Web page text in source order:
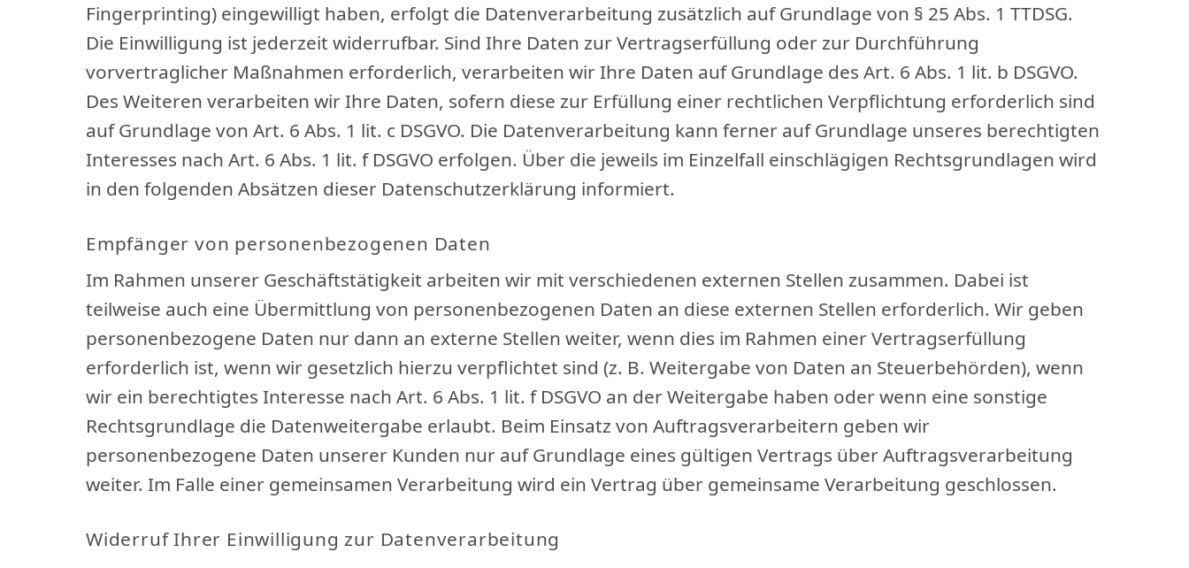
Fingerprinting) eingewilligt haben, erfolgt die Datenverarbeitung zusätzlich auf Grundlage von § 25 Abs. 1 TTDSG.
Die Einwilligung ist jederzeit widerrufbar. Sind Ihre Daten zur Vertragserfüllung oder zur Durchführung
vorvertraglicher Maßnahmen erforderlich, verarbeiten wir Ihre Daten auf Grundlage des Art. 6 Abs. 1 lit. b DSGVO.
Des Weiteren verarbeiten wir Ihre Daten, sofern diese zur Erfüllung einer rechtlichen Verpflichtung erforderlich sind
auf Grundlage von Art. 6 Abs. 1 lit. c DSGVO. Die Datenverarbeitung kann ferner auf Grundlage unseres berechtigten
Interesses nach Art. 6 Abs. 1 lit. f DSGVO erfolgen. Über die jeweils im Einzelfall einschlägigen Rechtsgrundlagen wird
in den folgenden Absätzen dieser Datenschutzerklärung informiert.
Empfänger von personenbezogenen Daten
Im Rahmen unserer Geschäftstätigkeit arbeiten wir mit verschiedenen externen Stellen zusammen. Dabei ist
teilweise auch eine Übermittlung von personenbezogenen Daten an diese externen Stellen erforderlich. Wir geben
personenbezogene Daten nur dann an externe Stellen weiter, wenn dies im Rahmen einer Vertragserfüllung
erforderlich ist, wenn wir gesetzlich hierzu verpflichtet sind (z. B. Weitergabe von Daten an Steuerbehörden), wenn
wir ein berechtigtes Interesse nach Art. 6 Abs. 1 lit. f DSGVO an der Weitergabe haben oder wenn eine sonstige
Rechtsgrundlage die Datenweitergabe erlaubt. Beim Einsatz von Auftragsverarbeitern geben wir
personenbezogene Daten unserer Kunden nur auf Grundlage eines gültigen Vertrags über Auftragsverarbeitung
weiter. Im Falle einer gemeinsamen Verarbeitung wird ein Vertrag über gemeinsame Verarbeitung geschlossen.
Widerruf Ihrer Einwilligung zur Datenverarbeitung